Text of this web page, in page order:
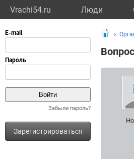
Vrachi54.ru Люди
Забыли пароль?
Зарегистрироваться